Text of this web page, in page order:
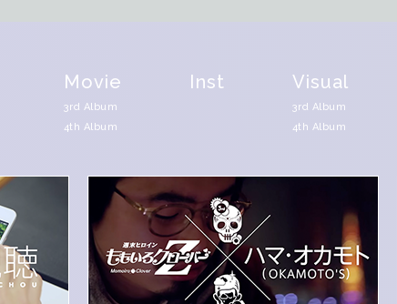
Movie
3rd Album
4th Album
Inst Visual
3rd Album
4th Album